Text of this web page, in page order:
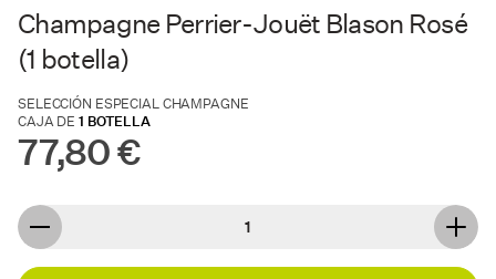
Champagne Perrier-Jouët Blason Rosé
(1 botella)
SELECCIÓN ESPECIAL CHAMPAGNE
CAJA DE1 BOTELLA
77,80 €